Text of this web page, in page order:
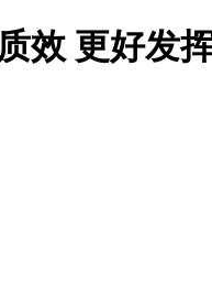
效 更好发